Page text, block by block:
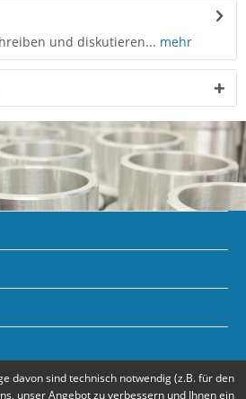
und diskutieren... mehr
Informationen
davon sind technisch notwendig (z.B. für den
unser Angebot zu verbessern und Ihnen ein